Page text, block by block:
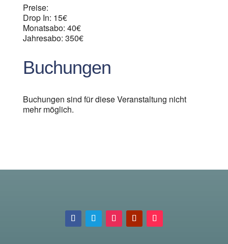
Preise:
Drop In: 15€
Monatsabo: 40€
Jahresabo: 350€
Buchungen
Buchungen sind für diese Veranstaltung nicht
mehr möglich.